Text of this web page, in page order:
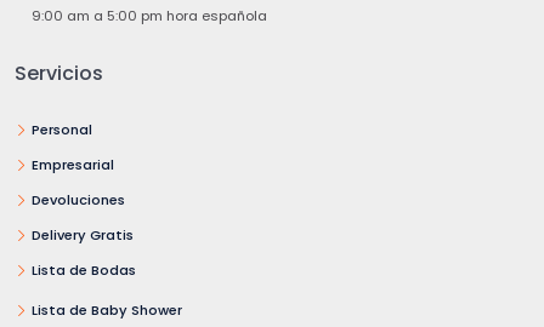
9:00 am a 5:00 pm hora española
Servicios
Personal
Empresarial
Devoluciones
Delivery Gratis
Lista de Bodas
Lista de Baby Shower